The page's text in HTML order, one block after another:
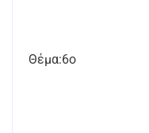
Θέμα:6ο